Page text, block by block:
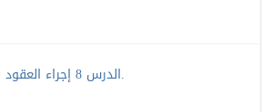
الدرس 8 إجراء العقود بوسائل الاتصال الحديثة.